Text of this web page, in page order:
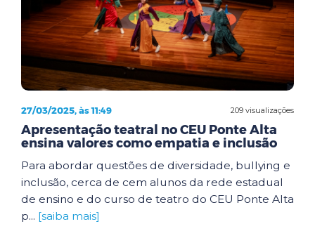
209 visualizações
27/03/2025, às 11:49
Apresentação teatral no CEU Ponte Alta
ensina valores como empatia e inclusão
Para abordar questões de diversidade, bullying e
inclusão, cerca de cem alunos da rede estadual
de ensino e do curso de teatro do CEU Ponte Alta
p... [saiba mais]